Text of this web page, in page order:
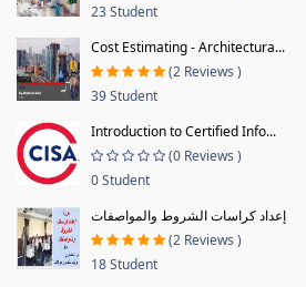
23 Student
Cost Estimating - Architectura...
(2 Reviews )
39 Student
Introduction to Certified Info...
(0 Reviews )
0 Student
إعداد كراسات الشروط والمواصفات
(2 Reviews )
18 Student